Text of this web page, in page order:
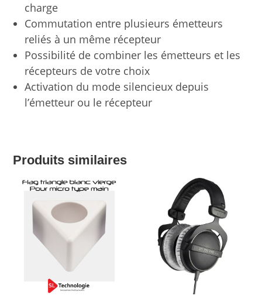
charge
Commutation entre plusieurs émetteurs
reliés à un même récepteur
Possibilité de combiner les émetteurs et les
récepteurs de votre choix
Activation du mode silencieux depuis
l’émetteur ou le récepteur
Produits similaires